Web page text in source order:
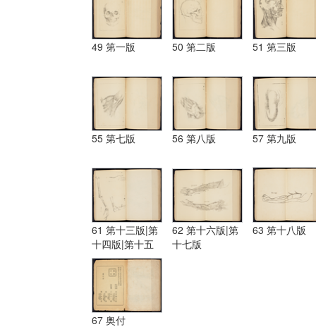
49 第一版 50 第二版 51 第三版
55 第七版 56 第八版 57 第九版
61 第十三版|第
十四版|第十五
版
62 第十六版|第
十七版
63 第十八版
67 奥付